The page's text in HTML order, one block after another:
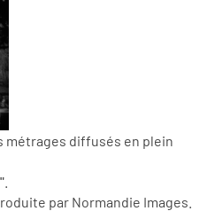
métrages diffusés en plein
par Normandie Images.